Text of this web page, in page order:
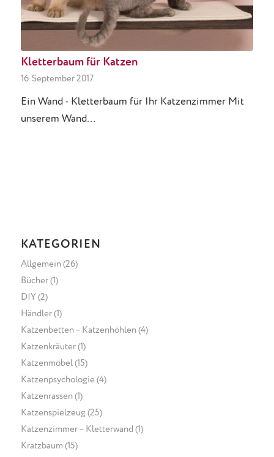
Kletterbaum für Katzen
16. September 2017
Ein Wand - Kletterbaum für Ihr Katzenzimmer Mit
unserem Wand…
KATEGORIEN
Allgemein(26)
Bücher(1)
DIY (2)
Händler(1)
Katzenbetten – Katzenhöhlen(4)
Katzenkräuter(1)
Katzenmöbel(15)
Katzenpsychologie (4)
Katzenrassen(1)
Katzenspielzeug(25)
Katzenzimmer – Kletterwand (1)
Kratzbaum (15)